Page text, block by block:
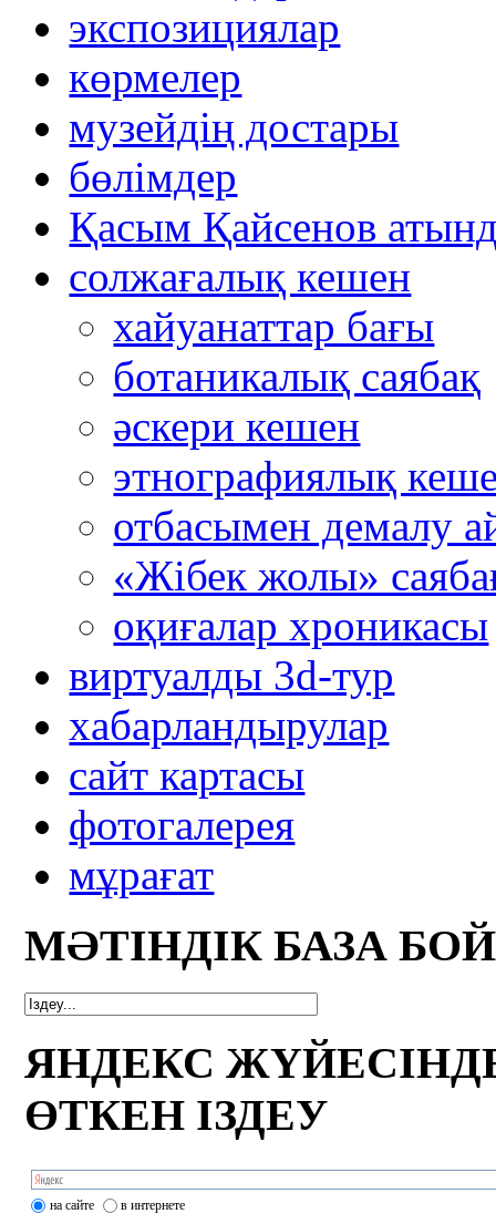
экспозициялар
көрмелер
музейдің достары
бөлімдер
Қасым Қайсенов
солжағалық кешен
хайуанаттар бағы
ботаникалық саябақ
әскери кешен
этнографиялық
отбасымен демалу
«Жібек жолы»
оқиғалар хроникасы
виртуалды 3d-тур
xабарландырулар
сайт картасы
фотогалерея
мұрағат
МӘТІНДІК БАЗА
ЯНДЕКС
ӨТКЕН ІЗДЕУ
на сайте в интернете